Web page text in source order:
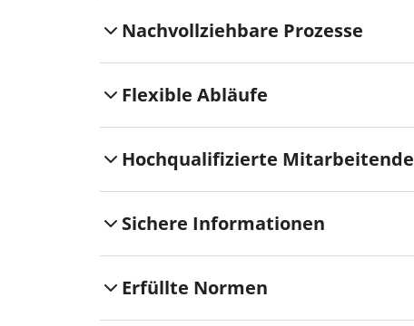
Nachvollziehbare Prozesse
Flexible Abläufe
Hochqualifizierte Mitarbeitende
Sichere Informationen
Erfüllte Normen